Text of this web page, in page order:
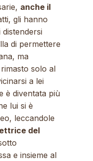
anche il
gli hanno
di permettere
ma
solo al
a lei
è diventata più
lui si è
leccandole
del
e insieme al